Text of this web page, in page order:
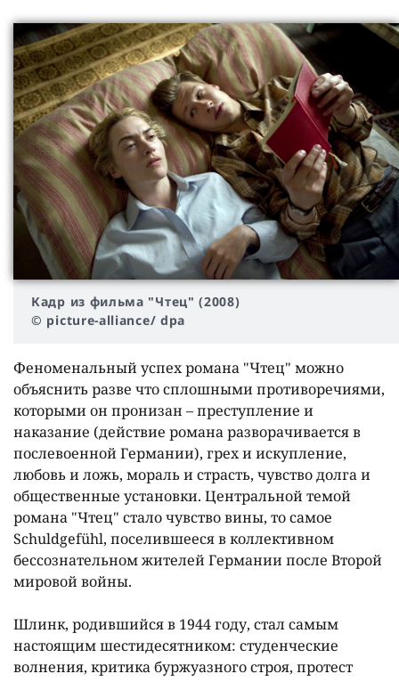
Кадр из фильма "Чтец" (2008)
© picture-alliance/ dpa
Феноменальный успех романа "Чтец" можно
объяснить разве что сплошными противоречиями,
которыми он пронизан – преступление и
наказание (действие романа разворачивается в
послевоенной Германии), грех и искупление,
любовь и ложь, мораль и страсть, чувство долга и
общественные установки. Центральной темой
романа "Чтец" стало чувство вины, то самое
Schuldgefühl, поселившееся в коллективном
бессознательном жителей Германии после Второй
мировой войны.
Шлинк, родившийся в 1944 году, стал самым
настоящим шестидесятником: студенческие
волнения, критика буржуазного строя, протест